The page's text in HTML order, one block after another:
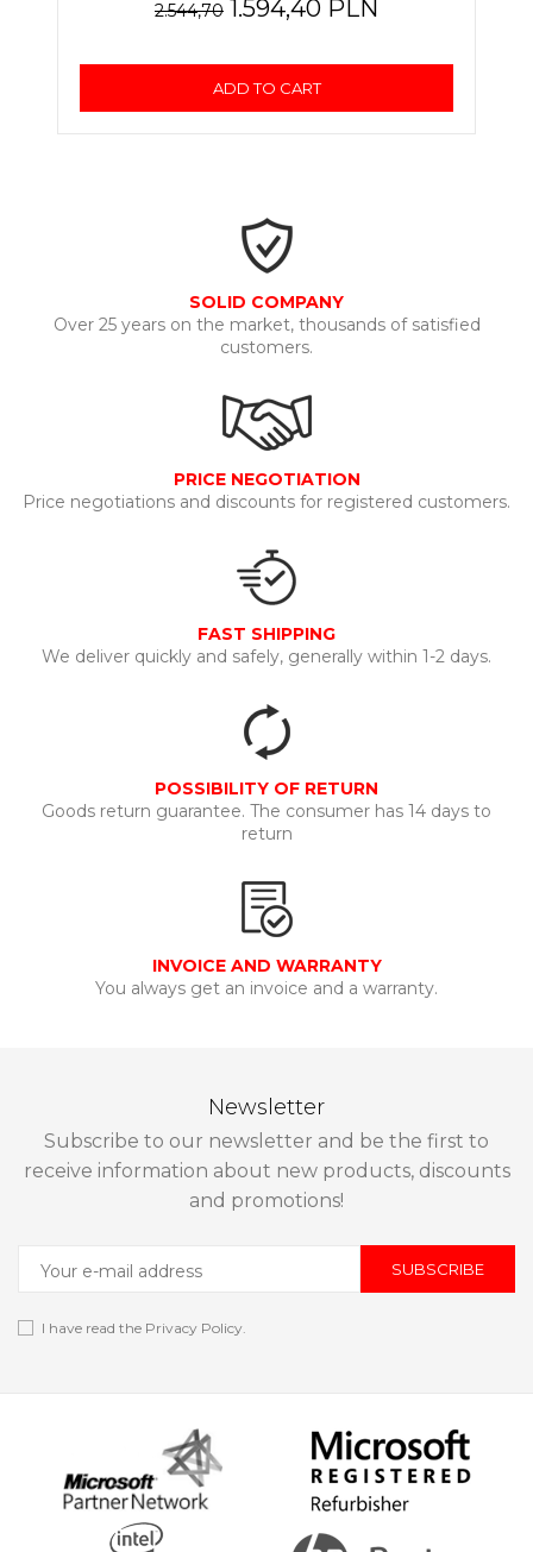
2.544,70 1.594,40 PLN
ADD TO CART
SOLID COMPANY
Over 25 years on the market, thousands of satisfied
customers.
PRICE NEGOTIATION
Price negotiations and discounts for registered customers.
FAST SHIPPING
We deliver quickly and safely, generally within 1-2 days.
POSSIBILITY OF RETURN
Goods return guarantee. The consumer has 14 days to
return
INVOICE AND WARRANTY
You always get an invoice and a warranty.
Newsletter
Subscribe to our newsletter and be the first to
receive information about new products, discounts
and promotions!
SUBSCRIBE
I have read the Privacy Policy.